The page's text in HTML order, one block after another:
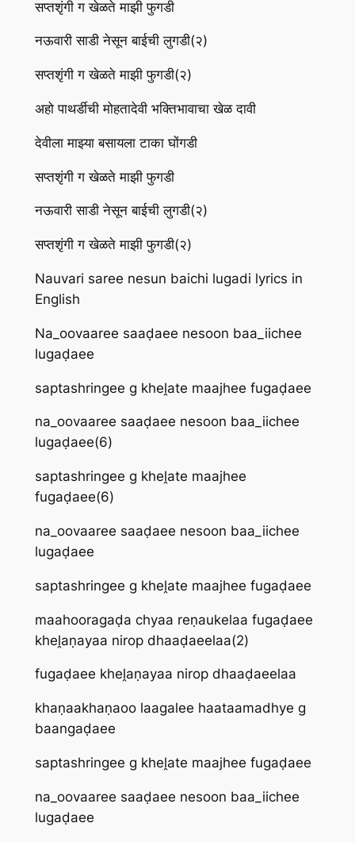
सप्तशृंगी ग खेळते माझी फुगडी
नऊवारी साडी नेसून बाईची लुगडी(२)
सप्तशृंगी ग खेळते माझी फुगडी(२)
अहो पाथर्डीची मोहतादेवी भक्तिभावाचा खेळ दावी
देवीला माझ्या बसायला टाका घोंगडी
सप्तशृंगी ग खेळते माझी फुगडी
नऊवारी साडी नेसून बाईची लुगडी(२)
सप्तशृंगी ग खेळते माझी फुगडी(२)
Nauvari saree nesun baichi lugadi lyrics in
English
Na_oovaaree saaḍaee nesoon baa_iichee
lugaḍaee
saptashringee g kheḽate maajhee fugaḍaee
na_oovaaree saaḍaee nesoon baa_iichee
lugaḍaee(6)
saptashringee g kheḽate maajhee
fugaḍaee(6)
na_oovaaree saaḍaee nesoon baa_iichee
lugaḍaee
saptashringee g kheḽate maajhee fugaḍaee
maahooragaḍa chyaa reṇaukelaa fugaḍaee
kheḽaṇayaa nirop dhaaḍaeelaa(2)
fugaḍaee kheḽaṇayaa nirop dhaaḍaeelaa
khaṇaakhaṇaoo laagalee haataamadhye g
baangaḍaee
saptashringee g kheḽate maajhee fugaḍaee
na_oovaaree saaḍaee nesoon baa_iichee
lugaḍaee